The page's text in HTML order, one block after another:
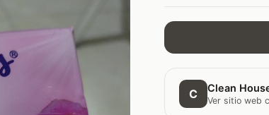
C Clean
Ver sitio web